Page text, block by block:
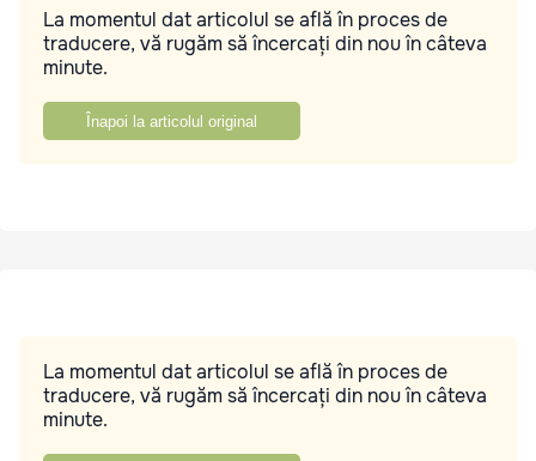
La momentul dat articolul se află în proces de
traducere, vă rugăm să încercați din nou în câteva
minute.
Înapoi la articolul original
La momentul dat articolul se află în proces de
traducere, vă rugăm să încercați din nou în câteva
minute.